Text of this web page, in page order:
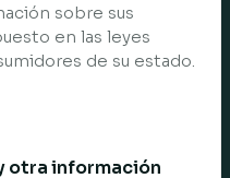
sobre sus
en las leyes
de su estado.
otra información